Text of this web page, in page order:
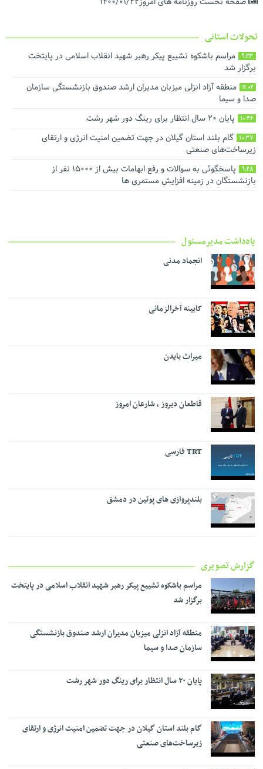
تحولات استانی
9:33
مراسم باشکوه تشییع پیکر رهبر شهید انقلاب اسلامی در پایتخت
برگزار شد
11:02
منطقه آزاد انزلی میزبان مدیران ارشد صندوق بازنشستگی سازمان
صدا و سیما
10:46 پایان ۲۰ سال انتظار برای رینگ دور شهر رشت
10:37
گام بلند استان گیلان در جهت تضمین امنیت انرژی و ارتقای
زیرساخت‌های صنعتی
9:48
پاسخگوئی به سوالات و رفع ابهامات بیش از ۱۵۰۰۰ نفر از
بازنشستگان در زمینه افزایش مستمری ها
یادداشت مدیرمسئول
انجماد مدنی
کابینه آخرالزمانی
میراث بایدن
قاطعان دیروز ، شارعان امروز
TRT فارسی
بلندپروازی های پوتین در دمشق
گزارش تصویری
مراسم باشکوه تشییع پیکر رهبر شهید انقلاب اسلامی در پایتخت
برگزار شد
منطقه آزاد انزلی میزبان مدیران ارشد صندوق بازنشستگی
سازمان صدا و سیما
پایان ۲۰ سال انتظار برای رینگ دور شهر رشت
گام بلند استان گیلان در جهت تضمین امنیت انرژی و ارتقای
زیرساخت‌های صنعتی